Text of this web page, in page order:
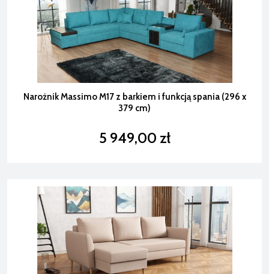
Narożnik Massimo M17 z barkiem i funkcją spania (296 x
379 cm)
5 949,00 zł